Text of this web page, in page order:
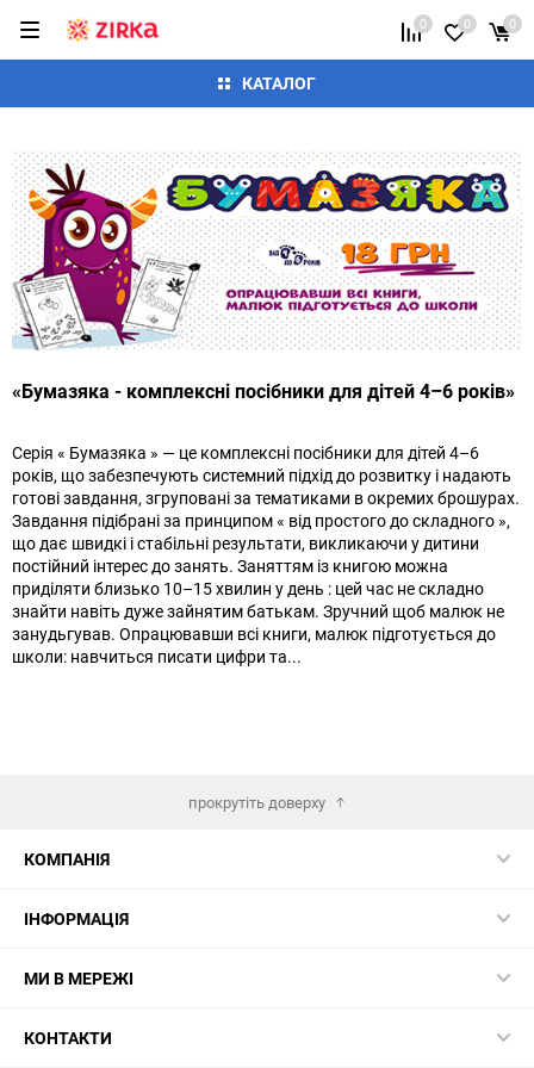
КАТАЛОГ
0 0 0
«Бумазяка - комплексні посібники для дітей 4–6 років»
Серія « Бумазяка » — це комплексні посібники для дітей 4–6
років, що забезпечують системний підхід до розвитку і надають
готові завдання, згруповані за тематиками в окремих брошурах.
Завдання підібрані за принципом « від простого до складного »,
що дає швидкі і стабільні результати, викликаючи у дитини
постійний інтерес до занять. Заняттям із книгою можна
приділяти близько 10–15 хвилин у день : цей час не складно
знайти навіть дуже зайнятим батькам. Зручний щоб малюк не
занудьгував. Опрацювавши всі книги, малюк підготується до
школи: навчиться писати цифри та...
прокрутіть доверху
КОМПАНІЯ
ІНФОРМАЦІЯ
МИ В МЕРЕЖІ
КОНТАКТИ